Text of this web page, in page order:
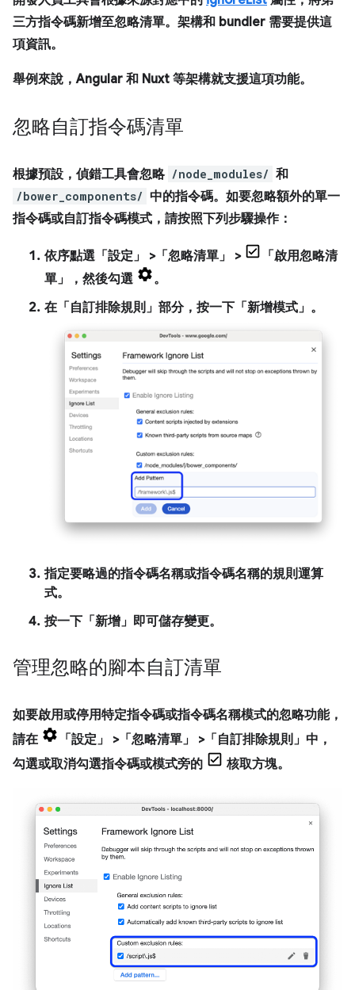
三方指令碼新增至忽略清單。架構和 bundler 需要提供這
項資訊。
舉例來說，Angular 和 Nuxt 等架構就支援這項功能。
忽略自訂指令碼清單
根據預設， 偵錯工具會忽略 /node_modules/ 和
/bower_components/ 中的指令碼。如要忽略額外的單一
指令碼或自訂指令碼模式，請按照下列步驟操作：
依序點選「設定」 >「忽略清單」 >
「啟用忽略清
單」
，然後勾選
。
在「自訂排除規則」 部分，按一下「新增模式」 。
指定要略過的指令碼名稱或指令碼名稱的規則運算
式。
按一下「新增」 即可儲存變更。
管理忽略的腳本自訂清單
如要啟用或停用特定指令碼或指令碼名稱模式的忽略功能，
請在
「設定」 >「忽略清單」 >「自訂排除規則」 中，
勾選或取消勾選指令碼或模式旁的
核取方塊。